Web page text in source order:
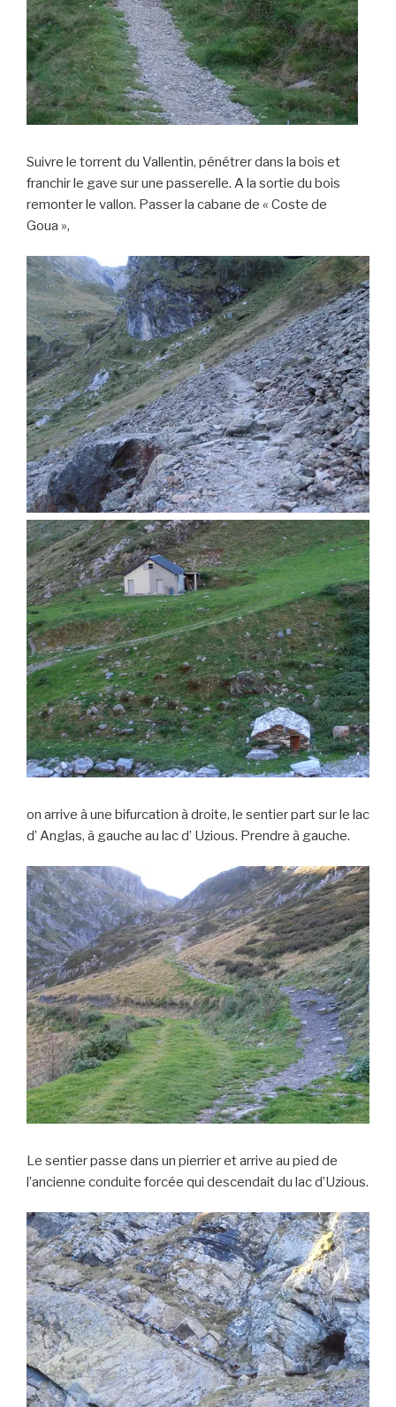
Suivre le torrent du Vallentin, pénétrer dans la bois et
franchir le gave sur une passerelle. A la sortie du bois
remonter le vallon. Passer la cabane de « Coste de
Goua »,
on arrive à une bifurcation à droite, le sentier part sur le lac
d’ Anglas, à gauche au lac d’ Uzious. Prendre à gauche.
Le sentier passe dans un pierrier et arrive au pied de
l’ancienne conduite forcée qui descendait du lac d’Uzious.